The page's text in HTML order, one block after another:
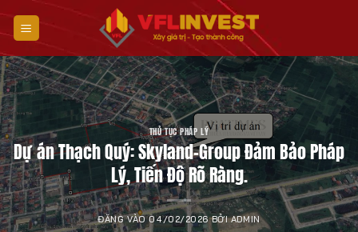
qua
nội
dung
THỦ TỤC PHÁP LÝ
Dự án Thạch Quý: Skyland-Group Đảm Bảo Pháp
Lý, Tiến Độ Rõ Ràng.
ĐĂNG VÀO04/02/2026 BỞIADMIN